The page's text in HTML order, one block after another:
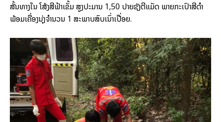
ສັ້ນທາງໃນ ໂສ້ງສີຟ້າເຂັ້ມ ສູງປະມານ 1,50 ປາຍຊັງຕີແມັດ ພາຍກະເປົາສີດຳ
ພ້ອມເຄື່ອງນຸ່ງຈຳນວນ 1 ສະພາບສົບເນົ່າເປື່ອຍ.